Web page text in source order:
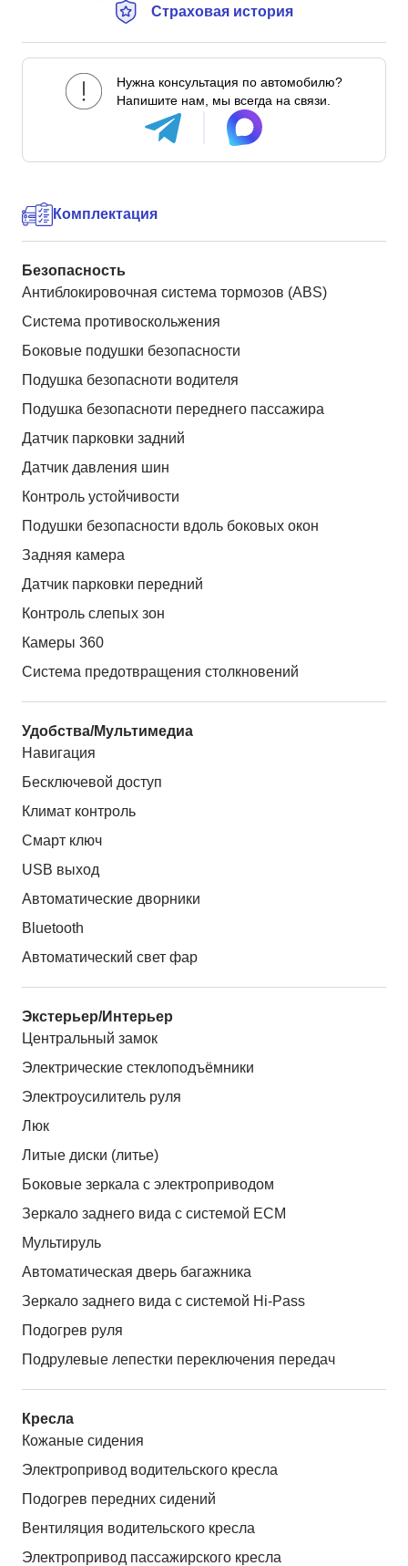
Страховая история
Нужна консультация по автомобилю?
Напишите нам, мы всегда на связи.
Комплектация
Безопасность
Антиблокировочная система тормозов (ABS)
Система противоскольжения
Боковые подушки безопасности
Подушка безопасноти водителя
Подушка безопасноти переднего пассажира
Датчик парковки задний
Датчик давления шин
Контроль устойчивости
Подушки безопасности вдоль боковых окон
Задняя камера
Датчик парковки передний
Контроль слепых зон
Камеры 360
Система предотвращения столкновений
Удобства/Мультимедиа
Навигация
Бесключевой доступ
Климат контроль
Смарт ключ
USB выход
Автоматические дворники
Bluetooth
Автоматический свет фар
Экстерьер/Интерьер
Центральный замок
Электрические стеклоподъёмники
Электроусилитель руля
Люк
Литые диски (литье)
Боковые зеркала с электроприводом
Зеркало заднего вида с системой ЕСМ
Мультируль
Автоматическая дверь багажника
Зеркало заднего вида с системой Hi-Pass
Подогрев руля
Подрулевые лепестки переключения передач
Кресла
Кожаные сидения
Электропривод водительского кресла
Подогрев передних сидений
Вентиляция водительского кресла
Электропривод пассажирского кресла